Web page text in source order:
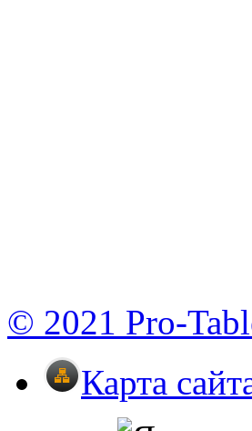
© 2021 Pro-
Карта